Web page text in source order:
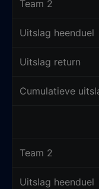
Team 2
Uitslag heenduel
Uitslag return
Cumulatieve
Team 2
Uitslag heenduel